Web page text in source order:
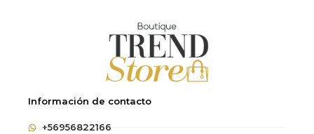
Información de contacto
+56956822166